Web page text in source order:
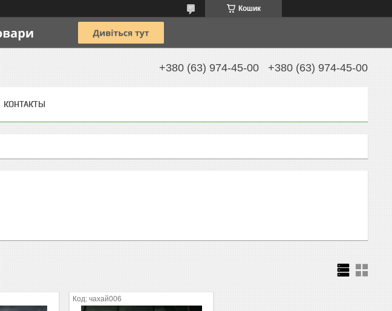
Кошик
+380 (63) 974-45-00 +380 (63) 974-45-00
КОНТАКТЫ
чахай006